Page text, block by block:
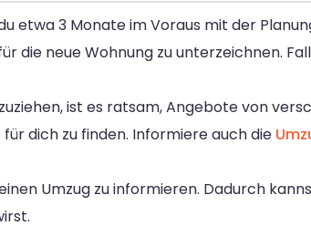
etwa 3 Monate im Voraus mit der
die neue Wohnung zu unterzeichnen.
ist es ratsam, Angebote von
dich zu finden. Informiere auch die
Umzug zu informieren. Dadurch